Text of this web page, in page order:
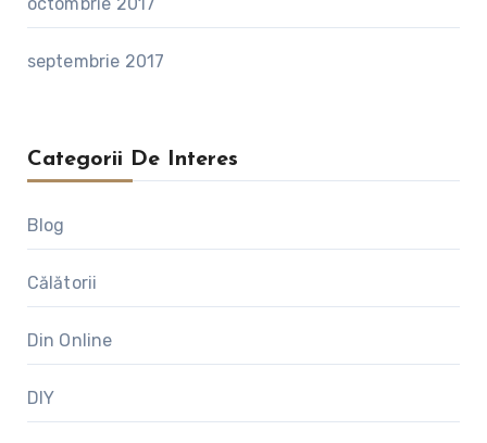
septembrie 2017
Categorii De Interes
Blog
Călătorii
Din Online
DIY